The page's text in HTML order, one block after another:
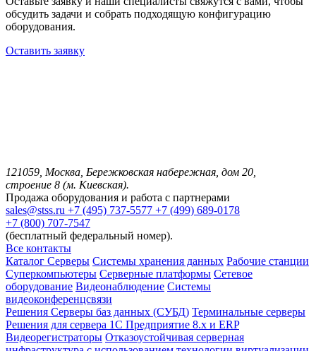
обсудить задачи и собрать подходящую конфигурацию
оборудования.
Оставить заявку
121059, Москва, Бережковская набережная, дом 20,
строение 8 (м. Киевская).
Продажа оборудования и работа с партнерами
sales@stss.ru +7 (495) 737-5577 +7 (499) 689-0178
+7 (800) 707-7547
(бесплатный федеральный номер).
Все контакты
Каталог Серверы Системы хранения данных Рабочие станции
Суперкомпьютеры Серверные платформы Сетевое
оборудование Видеонаблюдение Системы
видеоконференцсвязи
Решения Серверы баз данных (СУБД) Терминальные серверы
Решения для сервера 1С Предприятие 8.x и ERP
Видеорегистраторы Отказоустойчивая серверная